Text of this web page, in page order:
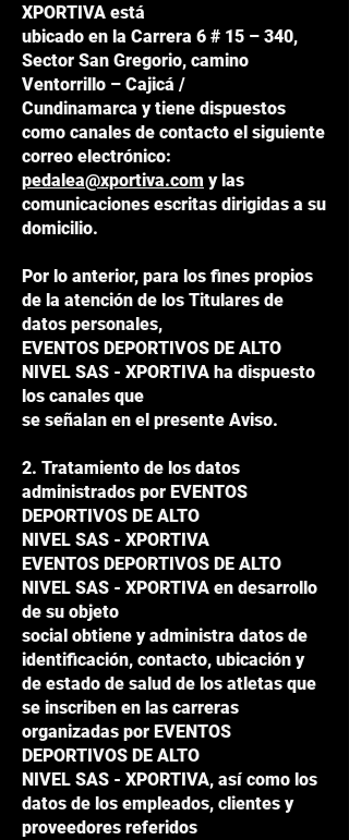
XPORTIVA está
ubicado en la Carrera 6 # 15 – 340,
Sector San Gregorio, camino
Ventorrillo – Cajicá /
Cundinamarca y tiene dispuestos
como canales de contacto el siguiente
correo electrónico:
pedalea@xportiva.com y las
comunicaciones escritas dirigidas a su
domicilio.
Por lo anterior, para los fines propios
de la atención de los Titulares de
datos personales,
EVENTOS DEPORTIVOS DE ALTO
NIVEL SAS - XPORTIVA ha dispuesto
los canales que
se señalan en el presente Aviso.
2. Tratamiento de los datos
administrados por EVENTOS
DEPORTIVOS DE ALTO
NIVEL SAS - XPORTIVA
EVENTOS DEPORTIVOS DE ALTO
NIVEL SAS - XPORTIVA en desarrollo
de su objeto
social obtiene y administra datos de
identificación, contacto, ubicación y
de estado de salud de los atletas que
se inscriben en las carreras
organizadas por EVENTOS
DEPORTIVOS DE ALTO
NIVEL SAS - XPORTIVA, así como los
datos de los empleados, clientes y
proveedores referidos